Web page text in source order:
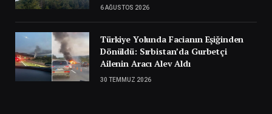
6 AĞUSTOS 2026
Türkiye Yolunda Facianın Eşiğinden
Dönüldü: Sırbistan’da Gurbetçi
Ailenin Aracı Alev Aldı
30 TEMMUZ 2026